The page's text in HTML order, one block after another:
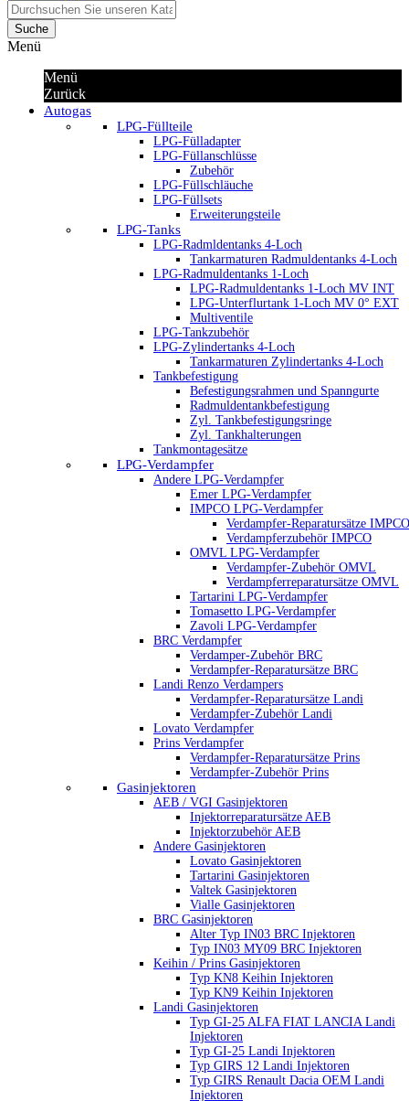
Suche
Menü
Menü
Zurück
Autogas
LPG-Füllteile
LPG-Fülladapter
LPG-Füllanschlüsse
Zubehör
LPG-Füllschläuche
LPG-Füllsets
Erweiterungsteile
LPG-Tanks
LPG-Radmldentanks 4-Loch
Tankarmaturen Radmuldentanks 4-Loch
LPG-Radmuldentanks 1-Loch
LPG-Radmuldentanks 1-Loch MV INT
LPG-Unterflurtank 1-Loch MV 0° EXT
Multiventile
LPG-Tankzubehör
LPG-Zylindertanks 4-Loch
Tankarmaturen Zylindertanks 4-Loch
Tankbefestigung
Befestigungsrahmen und Spanngurte
Radmuldentankbefestigung
Zyl. Tankbefestigungsringe
Zyl. Tankhalterungen
Tankmontagesätze
LPG-Verdampfer
Andere LPG-Verdampfer
Emer LPG-Verdampfer
IMPCO LPG-Verdampfer
Verdampfer-Reparatursätze IMPCO
Verdampferzubehör IMPCO
OMVL LPG-Verdampfer
Verdampfer-Zubehör OMVL
Verdampferreparatursätze OMVL
Tartarini LPG-Verdampfer
Tomasetto LPG-Verdampfer
Zavoli LPG-Verdampfer
BRC Verdampfer
Verdamper-Zubehör BRC
Verdampfer-Reparatursätze BRC
Landi Renzo Verdampers
Verdampfer-Reparatursätze Landi
Verdampfer-Zubehör Landi
Lovato Verdampfer
Prins Verdampfer
Verdampfer-Reparatursätze Prins
Verdampfer-Zubehör Prins
Gasinjektoren
AEB / VGI Gasinjektoren
Injektorreparatursätze AEB
Injektorzubehör AEB
Andere Gasinjektoren
Lovato Gasinjektoren
Tartarini Gasinjektoren
Valtek Gasinjektoren
Vialle Gasinjektoren
BRC Gasinjektoren
Alter Typ IN03 BRC Injektoren
Typ IN03 MY09 BRC Injektoren
Keihin / Prins Gasinjektoren
Typ KN8 Keihin Injektoren
Typ KN9 Keihin Injektoren
Landi Gasinjektoren
Typ GI-25 ALFA FIAT LANCIA Landi
Injektoren
Typ GI-25 Landi Injektoren
Typ GIRS 12 Landi Injektoren
Typ GIRS Renault Dacia OEM Landi
Injektoren